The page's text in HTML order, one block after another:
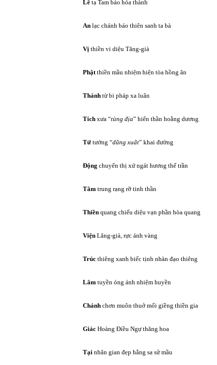
Lễ tạ Tam bảo hóa thành
An lạc chánh báo thiên sanh ta bà
Vị thiền vi diệu Tăng-già
Phật thiền mầu nhiệm hiện tòa hồng ân
Thánh từ bi pháp xa luân
Tích xưa “tùng địa” hiển thần hoằng dương
Tứ tướng “dũng xuất” khai đường
Động chuyển thị xứ ngát hương thế trần
Tâm trung rạng rỡ tinh thần
Thiền quang chiếu diệu vạn phần hòa quang
Viện Lăng-già, rực ánh vàng
Trúc thiêng xanh biếc tịnh nhàn đạo thiêng
Lâm tuyền óng ánh nhiệm huyền
Chánh chơn muôn thuở mối giềng thiền gia
Giác Hoàng Điều Ngự thăng hoa
Tại nhân gian đẹp hằng sa sử mầu